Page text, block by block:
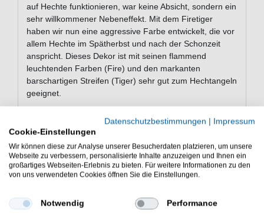
auf Hechte funktionieren, war keine Absicht, sondern ein
sehr willkommener Nebeneffekt. Mit dem Firetiger
haben wir nun eine aggressive Farbe entwickelt, die vor
allem Hechte im Spätherbst und nach der Schonzeit
anspricht. Dieses Dekor ist mit seinen flammend
leuchtenden Farben (Fire) und den markanten
barschartigen Streifen (Tiger) sehr gut zum Hechtangeln
geeignet.
Lieblingsköder Gold Edition
Zum einjährigen Jubiläum von Lieblingsköder haben wir
für euch die Gold Edition zusammengestellt - bestehend
aus Mr. Black, Mr. White, Nugget und Whisky Orange -
bereiten, die selbst gern Köder testen. Diese Kollektion
Datenschutzbestimmungen | Impressum
Cookie-Einstellungen
Wir können diese zur Analyse unserer Besucherdaten platzieren, um unsere
Webseite zu verbessern, personalisierte Inhalte anzuzeigen und Ihnen ein
großartiges Webseiten-Erlebnis zu bieten. Für weitere Informationen zu den
von uns verwendeten Cookies öffnen Sie die Einstellungen.
Notwendig Performance